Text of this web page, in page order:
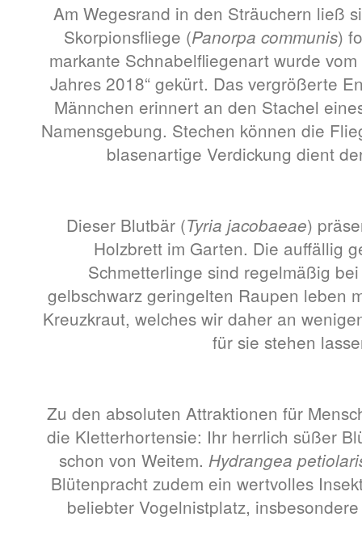
Am Wegesrand in den Sträuchern ließ
Skorpionsfliege (Panorpa communis)
markante Schnabelfliegenart wurde vom
Jahres 2018“ gekürt. Das vergrößerte
Männchen erinnert an den Stachel
Namensgebung. Stechen können die
blasenartige Verdickung dient
Dieser Blutbär (Tyria jacobaeae)
Holzbrett im Garten. Die auffällig
Schmetterlinge sind regelmäßig
gelbschwarz geringelten Raupen leben
Kreuzkraut, welches wir daher an
für sie stehen
Zu den absoluten Attraktionen für
die Kletterhortensie: Ihr herrlich süßer
schon von Weitem. Hydrangea
Blütenpracht zudem ein wertvolles
beliebter Vogelnistplatz,